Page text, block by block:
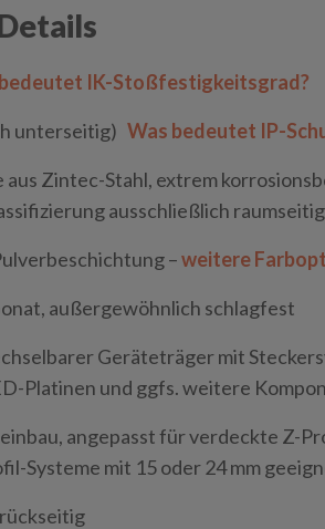
IK-Stoßfestigkeitsgrad?
unterseitig) Was bedeutet IP-
aus Zintec-Stahl, extrem
ausschließlich raumseitig
–weitere
außergewöhnlich schlagfest
Geräteträger mit
Platinen und ggfs. weitere
angepasst für verdeckte Z-
Systeme mit 15 oder 24 mm
rückseitig